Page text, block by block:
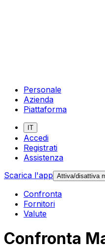
Personale
Azienda
Piattaforma
IT
Accedi
Registrati
Assistenza
Scarica l'app Attiva/disattiva
Confronta
Fornitori
Valute
Confronta